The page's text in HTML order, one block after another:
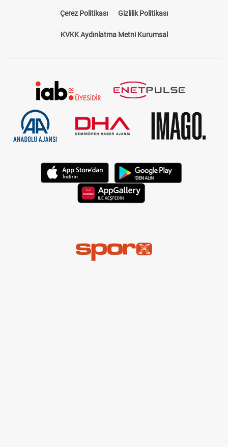
Çerez Politikası Gizlilik Politikası
KVKK Aydınlatma Metni Kurumsal